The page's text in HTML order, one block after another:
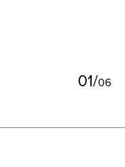
01/06